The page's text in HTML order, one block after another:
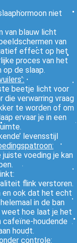
niet
van blauw licht
van
effect op het
proces van het
op de slaap.
beetje licht voor
die verwarring vraag
te worden of om
ervaar je in een
levensstijl
voeding je kan
flink verstoren.
en ook dat het echt
in de ban
hoe laat je het
cafeïne-houdende
houdt.
controle: